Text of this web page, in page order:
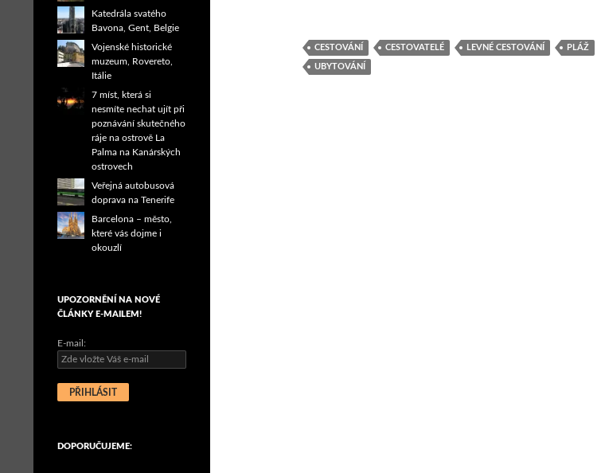
CESTOVÁNÍ CESTOVATELÉ LEVNÉ CESTOVÁNÍ PLÁŽ
UBYTOVÁNÍ
Katedrála svatého
Bavona, Gent, Belgie
Vojenské historické
muzeum, Rovereto,
Itálie
7 míst, která si
nesmíte nechat ujít při
poznávání skutečného
ráje na ostrově La
Palma na Kanárských
ostrovech
Veřejná autobusová
doprava na Tenerife
Barcelona – město,
které vás dojme i
okouzlí
UPOZORNĚNÍ NA NOVÉ
ČLÁNKY E-MAILEM!
E-mail:
DOPORUČUJEME: